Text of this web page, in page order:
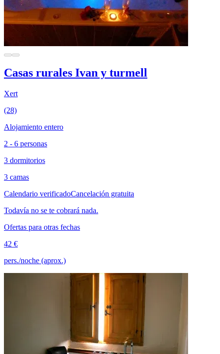
Casas rurales Ivan y turmell
Xert
(28)
Alojamiento entero
2 - 6 personas
3 dormitorios
3 camas
Calendario verificadoCancelación gratuita
Todavía no se te cobrará nada.
Ofertas para otras fechas
42 €
pers./noche (aprox.)